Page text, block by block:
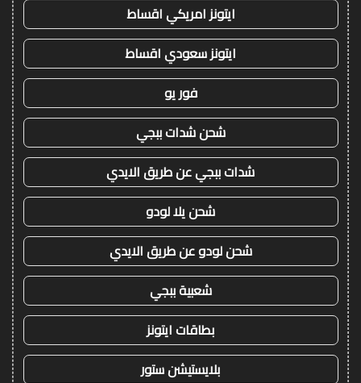
ايتونز امريكي اقساط
ايتونز سعودي اقساط
فور يو
شحن شدات ببجي
شدات ببجي عن طريق الايدي
شحن يلا لودو
شحن لودو عن طريق الايدي
شعبية ببجي
بطاقات ايتونز
بلايستيشن ستور